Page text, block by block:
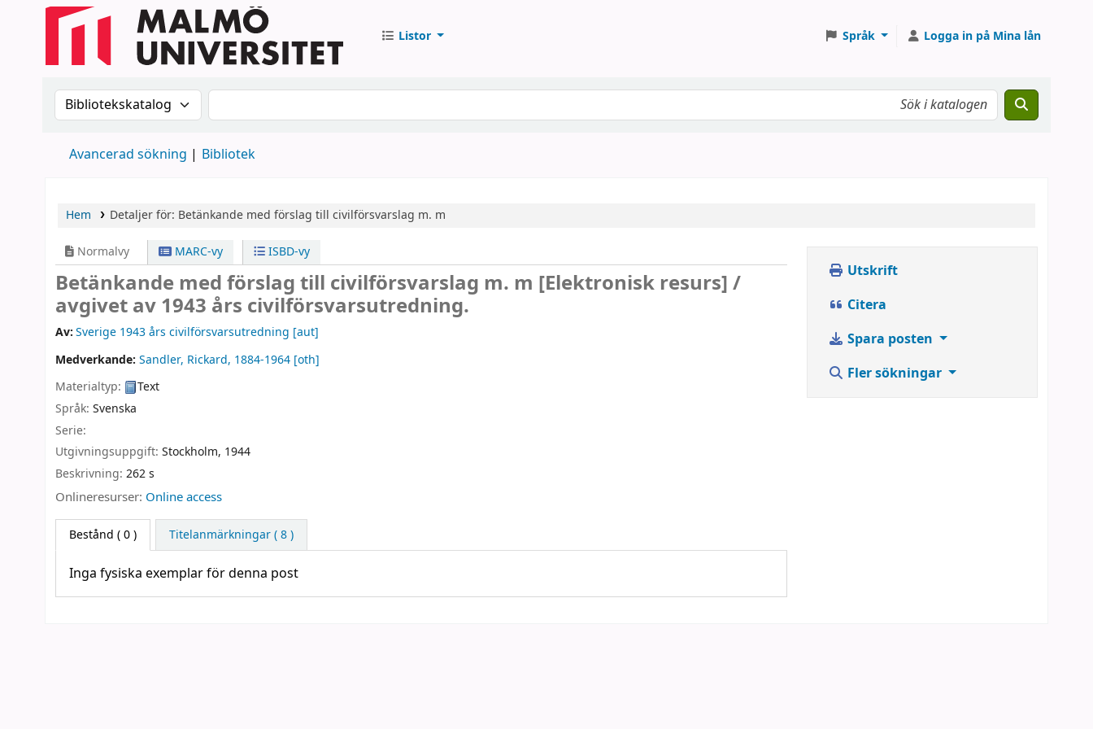
Listor Språk Logga in på Mina lån
Sök i katalogen efter:Sök i katalogen
Avancerad sökning Bibliotek
Hem Detaljer för: Betänkande med förslag till civilförsvarslag m. m
Normalvy MARC-vy ISBD-vy
Betänkande med förslag till civilförsvarslag m. m [Elektronisk resurs] /
avgivet av 1943 års civilförsvarsutredning.
Av:Sverige 1943 års civilförsvarsutredning [aut]
Medverkande: Sandler, Rickard, 1884-1964 [oth]
Materialtyp:
Text
Språk: Svenska
Serie:
Utgivningsuppgift: Stockholm, 1944
Beskrivning: 262 s
Onlineresurser: Online access
Bestånd ( 0 ) Titelanmärkningar ( 8 )
Inga fysiska exemplar för denna post
Utskrift
Citera
Spara posten
Fler sökningar